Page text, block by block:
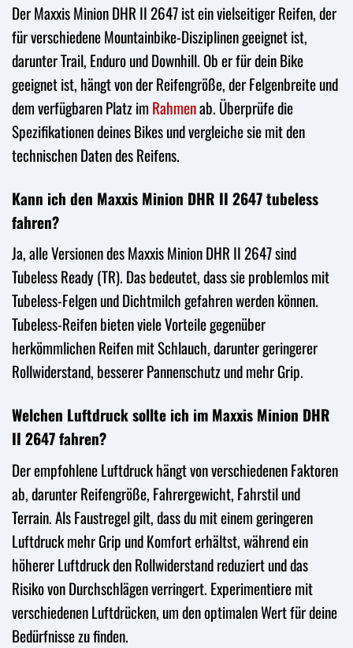
Der Maxxis Minion DHR II 2647 ist ein vielseitiger Reifen, der
für verschiedene Mountainbike-Disziplinen geeignet ist,
darunter Trail, Enduro und Downhill. Ob er für dein Bike
geeignet ist, hängt von der Reifengröße, der Felgenbreite und
dem verfügbaren Platz im Rahmenab. Überprüfe die
Spezifikationen deines Bikes und vergleiche sie mit den
technischen Daten des Reifens.
Kann ich den Maxxis Minion DHR II 2647 tubeless
fahren?
Ja, alle Versionen des Maxxis Minion DHR II 2647 sind
Tubeless Ready (TR). Das bedeutet, dass sie problemlos mit
Tubeless-Felgen und Dichtmilch gefahren werden können.
Tubeless-Reifen bieten viele Vorteile gegenüber
herkömmlichen Reifen mit Schlauch, darunter geringerer
Rollwiderstand, besserer Pannenschutz und mehr Grip.
Welchen Luftdruck sollte ich im Maxxis Minion DHR
II 2647 fahren?
Der empfohlene Luftdruck hängt von verschiedenen Faktoren
ab, darunter Reifengröße, Fahrergewicht, Fahrstil und
Terrain. Als Faustregel gilt, dass du mit einem geringeren
Luftdruck mehr Grip und Komfort erhältst, während ein
höherer Luftdruck den Rollwiderstand reduziert und das
Risiko von Durchschlägen verringert. Experimentiere mit
verschiedenen Luftdrücken, um den optimalen Wert für deine
Bedürfnisse zu finden.